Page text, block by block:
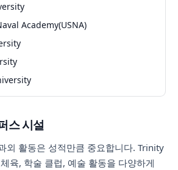
Academy(USNA)
스 시설
외 활동은 성적만큼 중요합니다. Trinity
육, 학술 클럽, 예술 활동을 다양하게